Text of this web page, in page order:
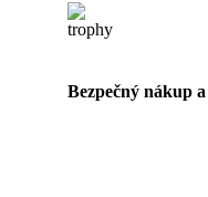
Bezpečný nákup